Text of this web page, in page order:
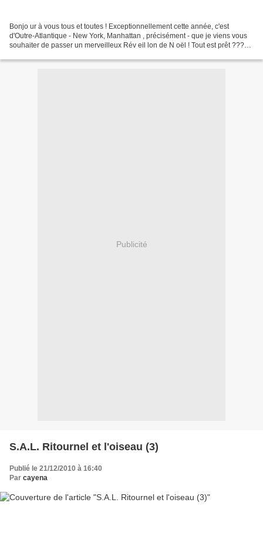
Bonjo ur à vous tous et toutes ! Exceptionnellement cette année, c'est
d'Outre-Atlantique - New York, Manhattan , précisément - que je viens vous
souhaiter de passer un merveilleux Rév eil lon de N oël ! Tout est prêt ???
Publicité
S.A.L. Ritournel et l'oiseau (3)
Publié le 21/12/2010 à 16:40
Par cayena